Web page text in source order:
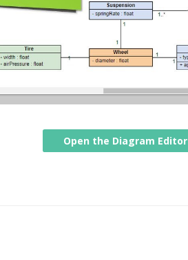
Open the Diagram Editor